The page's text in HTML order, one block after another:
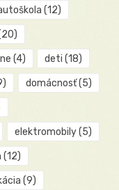
(12)
(4) deti (18)
domácnosť(5)
elektromobily(5)
(12)
(9)